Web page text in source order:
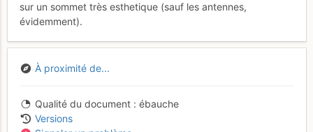
sur un sommet très esthetique (sauf les antennes,
évidemment).
À proximité de...
Qualité du document
ébauche
Versions